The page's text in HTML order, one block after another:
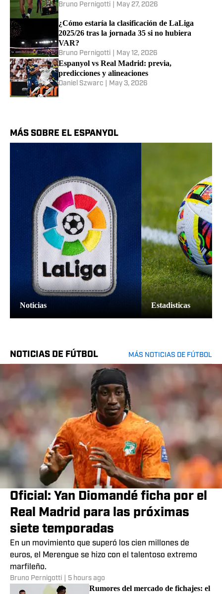
Las fechas clave de la
temporada 2026/27 de LaLiga
Bruno Pernigotti | Jul 2, 2026
Así habría quedado la clasificación de LaLiga
¿Cómo estaría la clasificación de LaLiga
2025/26 tras la jornada 35 si no hubiera
VAR?
Bruno Pernigotti | May 12, 2026
Espanyol vs Real Madrid: previa,
predicciones y alineaciones
Daniel Szwarc | May 3, 2026
MÁS SOBRE EL ESPANYOL
Noticias Estadisticas
NOTICIAS DE FÚTBOL MÁS NOTICIAS DE FÚTBOL